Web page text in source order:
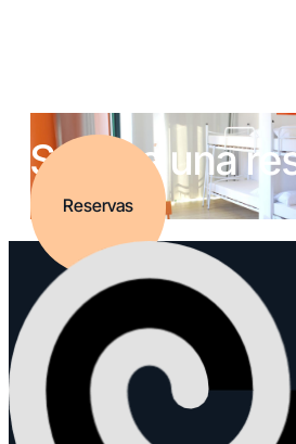
Solicita una
Reservas